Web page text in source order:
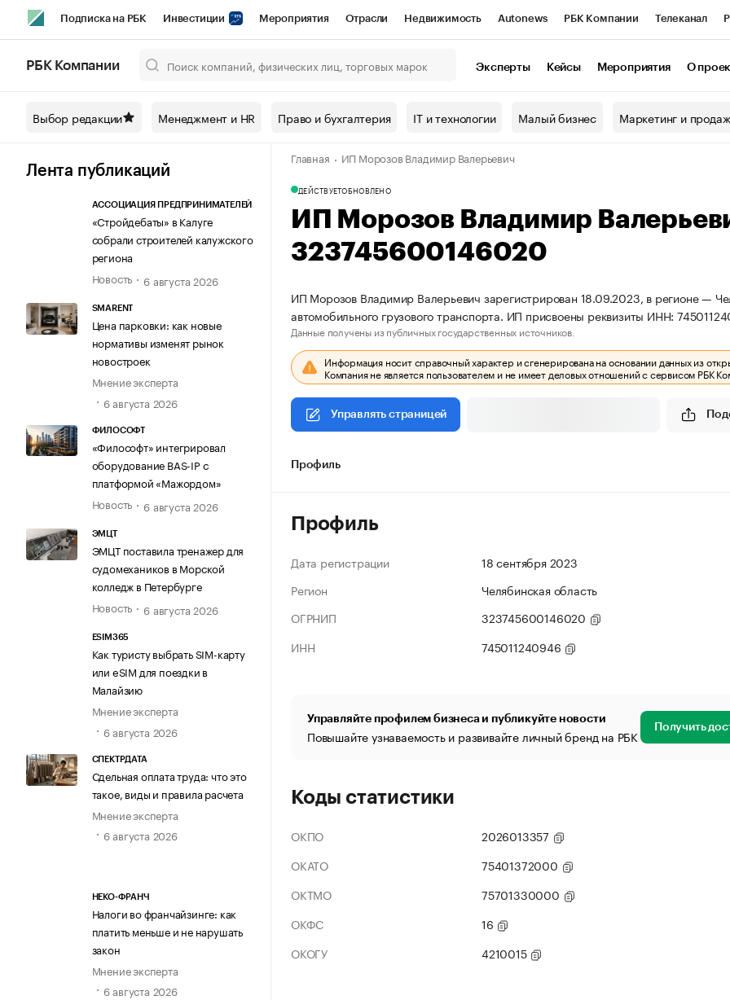
Подписка на РБК Инвестиции Мероприятия Отрасли Недвижимость Autonews РБК Компании Телеканал
Спецпроекты СПб Конференции СПб Спецпроекты Проверка контрагентов
Технологии и медиа Рынок наличной валюты
РБК Компании Эксперты Кейсы Мероприятия О
Выбор редакции Менеджмент и HR Право и бухгалтерия IT и технологии Малый бизнес Маркетинг и
Лента публикаций
АССОЦИАЦИЯ ПРЕДПРИНИМАТЕЛЕЙ
«Стройдебаты» в Калуге
собрали строителей калужского
региона
Новость
6 августа 2026
SMARENT
Цена парковки: как новые
нормативы изменят рынок
новостроек
Мнение эксперта
6 августа 2026
ФИЛОСОФТ
«Философт» интегрировал
оборудование BAS-IP с
платформой «Мажордом»
Новость
6 августа 2026
ЭМЦТ
ЭМЦТ поставила тренажер для
судомехаников в Морской
колледж в Петербурге
Новость
6 августа 2026
ESIM365
Как туристу выбрать SIM-карту
или eSIM для поездки в
Малайзию
Мнение эксперта
6 августа 2026
СПЕКТРДАТА
Сдельная оплата труда: что это
такое, виды и правила расчета
Мнение эксперта
6 августа 2026
НЕКО-ФРАНЧ
Налоги во франчайзинге: как
платить меньше и не нарушать
закон
Мнение эксперта
6 августа 2026
Главная ИП Морозов Владимир Валерьевич
ДЕЙСТВУЕТОБНОВЛЕНО
ИП Морозов Владимир
323745600146020
ИП Морозов Владимир Валерьевич зарегистрирован 18.09.2023, в регионе —
автомобильного грузового транспорта. ИП присвоены реквизиты ИНН:
Данные получены из публичных государственных источников.
Информация носит справочный характер и сгенерирована на основании данных из
Компания не является пользователем и не имеет деловых отношений с сервисом РБК
Управлять страницей
Профиль
Профиль
Дата регистрации
18 сентября 2023
Регион
Челябинская область
ОГРНИП
323745600146020
ИНН
745011240946
Управляйте профилем бизнеса и публикуйте новости
Повышайте узнаваемость и развивайте личный бренд на РБК Получить
Коды статистики
ОКПО
2026013357
ОКАТО
75401372000
ОКТМО
75701330000
ОКФС
16
ОКОГУ
4210015